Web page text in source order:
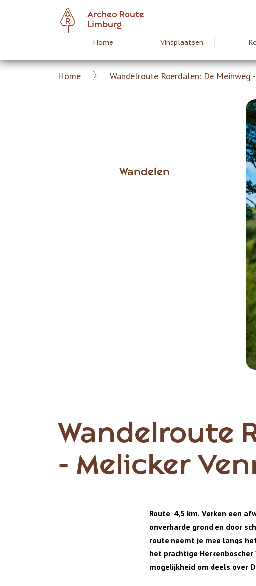
inhoud
Archeo Route
Limburg
Hoofdnavigatie
Archeoroute
Home Vindplaatsen
Kruimelpad
Home Wandelroute Roerdalen: De Meinweg
Wandelen
Wandelroute
- Melicker
Route: 4,5 km. Verken een
onverharde grond en door
route neemt je mee langs
het prachtige
mogelijkheid om deels over